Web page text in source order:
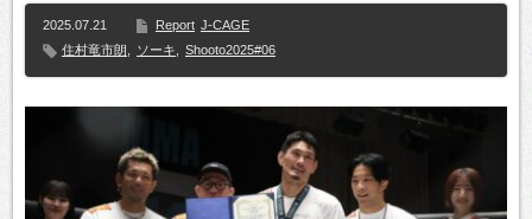
2025.07.21 Report J-CAGE
住村竜市朗
ソーキ Shooto2025#06